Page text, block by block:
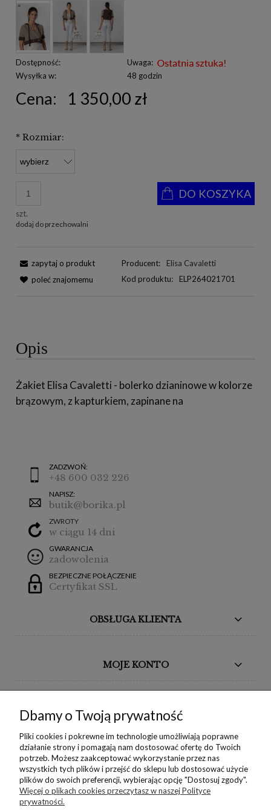
Dostępność:
Uwaga:
Wysyłka w:
48 godzin
Cena: 1 350,00 zł
* Rozmiar:
szt.
DO KOSZYKA
dodaj do przechowalni
Producent:
Elisa Cavaletti
Kod produktu:
ELP264021701
zapytaj o produkt
poleć znajomemu
Opis
Żakiet Elisa Cavaletti - bolerko dzianinowe w kolorze
brązowym, z kapturkiem, zapinane na
ZADZWOŃ:
+48 600 032 226
NAPISZ:
butik@borika.pl
ZWROTY
w ciągu 14 dni
GWARANCJA
zadowolenia
BEZPIECZNE POŁĄCZENIE
Certyfikat SSL
OBSŁUGA KLIENTA
MOJE KONTO
BORIKA DESIGN
MONIKA BORAK
NEWSLETTER
Dbamy o Twoją prywatność
Pliki cookies i pokrewne im technologie umożliwiają poprawne
działanie strony i pomagają nam dostosować ofertę do Twoich
potrzeb. Możesz zaakceptować wykorzystanie przez nas
wszystkich tych plików i przejść do sklepu lub dostosować użycie
plików do swoich preferencji, wybierając opcję "Dostosuj zgody".
Więcej o plikach cookies przeczytasz w naszej Polityce
prywatności.